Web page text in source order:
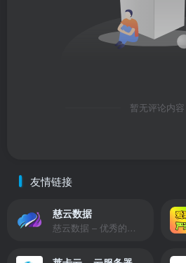
暂无评论内容
友情链接
慈云数据
慈云数据 – 优秀的云服务器服务商，提供最具有性价比的产品。慈云数据是开发者必不可少的良心云